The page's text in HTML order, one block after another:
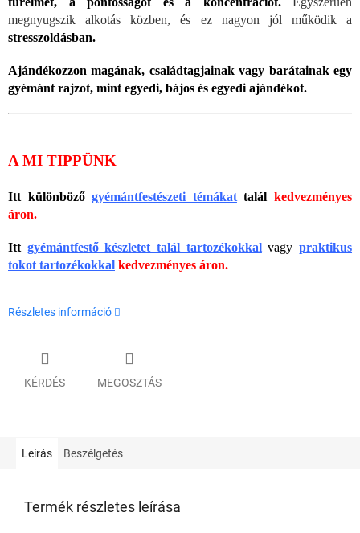
megnyugszik alkotás közben, és ez nagyon jól működik a
stresszoldásban.
Ajándékozzon magának, családtagjainak vagy barátainak egy
gyémánt rajzot, mint egyedi, bájos és egyedi ajándékot.
A MI TIPPÜNK
Itt különbözőgyémántfestészeti témákat találkedvezményes
áron.
Itt gyémántfestő készletet talál tartozékokkal vagy praktikus
tokot tartozékokkal kedvezményes áron.
Részletes információ
KÉRDÉS MEGOSZTÁS
Leírás Beszélgetés
Termék részletes leírása